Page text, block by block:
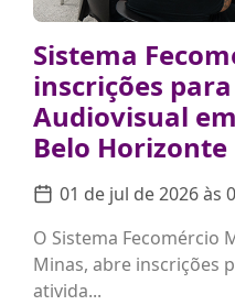
Sistema
inscrições
Audiovisual
Belo Horizonte
01 de jul de 2026 às
O Sistema Fecomércio
Minas, abre inscrições
ativida...